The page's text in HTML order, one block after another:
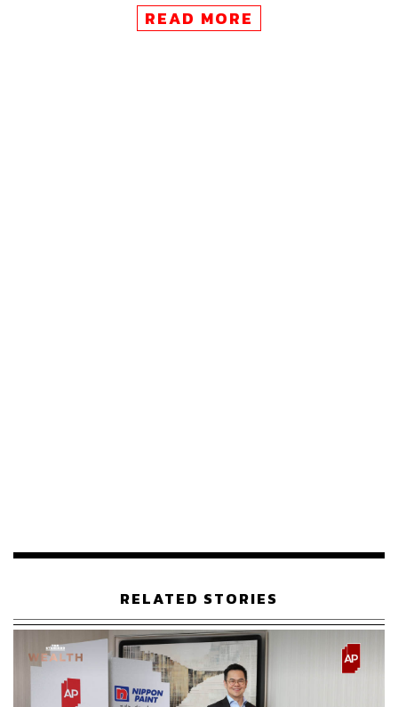
จุด และน้ำผิวดินจำนวน 6 จุด
กลุ่มสารโลหะหนักอย่างละเอียด ประกอบด้วย สารหนู
แคดเมียม โครเมียม ทองแดง ตะกั่ว ปรอท นิกเกิล และสังกะสี
โดยจะนำผลที่ได้ไปเปรียบเทียบกับประกาศคณะกรรมการสิ่ง
แวดล้อมแห่งชาติ เรื่อง กำหนดมาตรฐานคุณภาพตะกอนดิน
ในแหล่งน้ำผิวดิน พ.ศ. 2565
READ MORE
RELATED STORIES